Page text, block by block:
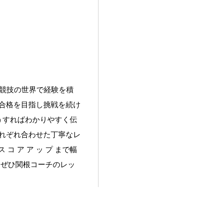
技の世界で経験を積
格を目指し挑戦を続け
ればわかりやすく伝
ぞれ合わせた丁寧なレ
コ ア ア ッ プ まで幅
ひ関根コーチのレッ